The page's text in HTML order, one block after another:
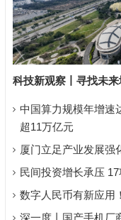
科技新观察丨寻找未
中国算力规模年增速
超11万亿元
厦门立足产业发展强
民间投资增长承压 17
数字人民币有新应用
深一度丨国产手机厂